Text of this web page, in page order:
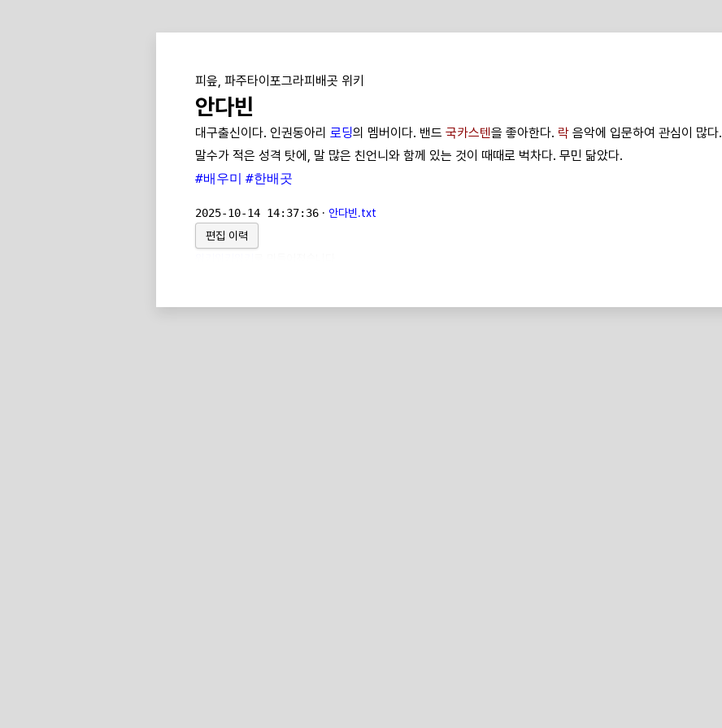
피읖, 파주타이포그라피배곳 위키
안다빈
대구출신이다. 인권동아리 로딩의 멤버이다. 밴드 국카스텐을 좋아한다. 락 음악에 입문하여 관심이 많다.
말수가 적은 성격 탓에, 말 많은 친언니와 함께 있는 것이 때때로 벅차다. 무민 닮았다.
#배우미 #한배곳
2025-10-14 14:37:36 · 안다빈.txt
편집 이력